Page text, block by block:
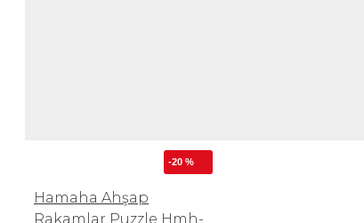
-20 %
Hamaha Ahşap
Rakamlar Puzzle Hmh-